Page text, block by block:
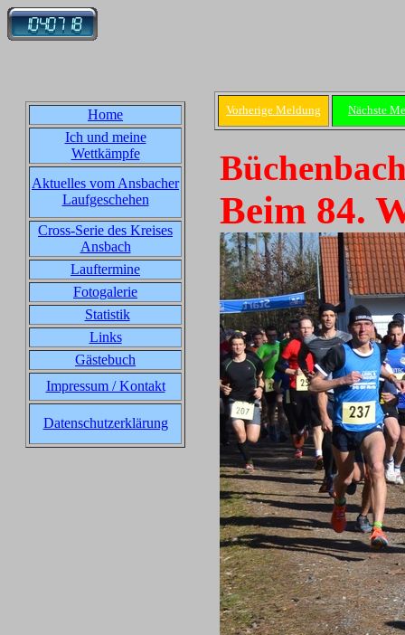
Home
Ich und meine
Wettkämpfe
Aktuelles vom Ansbacher
Laufgeschehen
Cross-Serie des Kreises
Ansbach
Lauftermine
Fotogalerie
Statistik
Links
Gästebuch
Impressum / Kontakt
Datenschutzerklärung
Vorherige Meldung Nächste
Beim 84.